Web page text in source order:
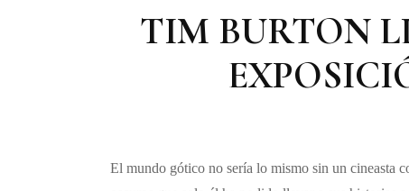
TIM BURTON
El mundo gótico no sería lo mismo sin un cineasta